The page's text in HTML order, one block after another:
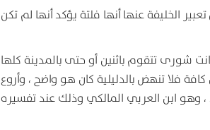
الخليفة عنها أنها فلتة يؤكد أنها لم تكن
شورى تتقوم باثنين أو حتى بالمدينة كلها
فلا تنهض بالدليلية كان هو واضح ، وأروع
ابن العربي المالكي وذلك عند تفسيره